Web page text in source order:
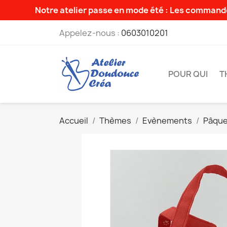
Notre atelier passe en mode été : Les
Appelez-nous : 0603010201
POUR QUI
Accueil Thèmes Evènements